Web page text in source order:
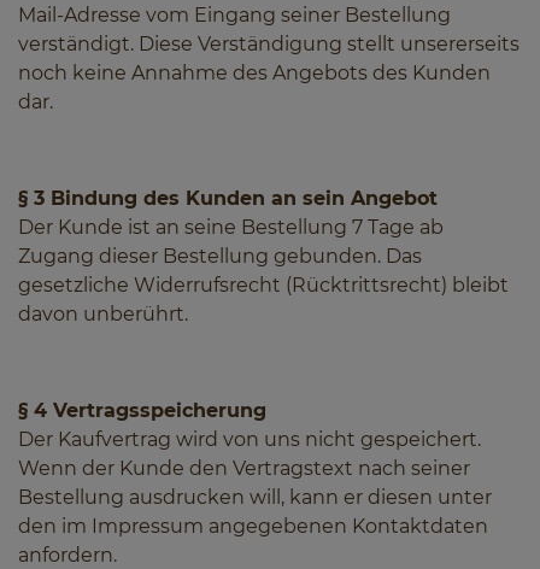
Mail-Adresse vom Eingang seiner Bestellung
verständigt. Diese Verständigung stellt unsererseits
noch keine Annahme des Angebots des Kunden
dar.
§ 3 Bindung des Kunden an sein Angebot
Der Kunde ist an seine Bestellung 7 Tage ab
Zugang dieser Bestellung gebunden. Das
gesetzliche Widerrufsrecht (Rücktrittsrecht) bleibt
davon unberührt.
§ 4 Vertragsspeicherung
Der Kaufvertrag wird von uns nicht gespeichert.
Wenn der Kunde den Vertragstext nach seiner
Bestellung ausdrucken will, kann er diesen unter
den im Impressum angegebenen Kontaktdaten
anfordern.